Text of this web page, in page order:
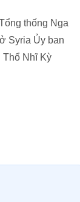
thống Nga
Syria Ủy ban
Thổ Nhĩ Kỳ